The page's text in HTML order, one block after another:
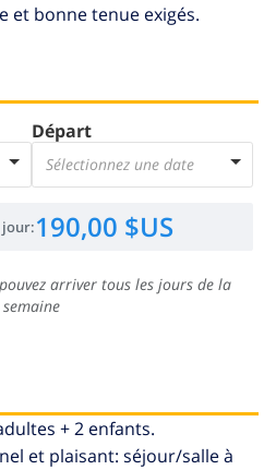
et bonne tenue exigés.
Départ
Sélectionnez une date
jour:190,00 $US
arriver tous les jours de la
semaine
+ 2 enfants.
et plaisant: séjour/salle à